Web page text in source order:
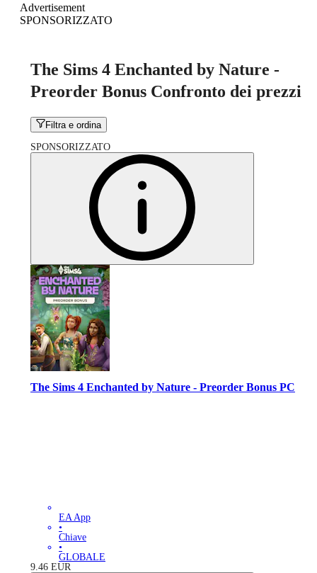
Advertisement
SPONSORIZZATO
The Sims 4 Enchanted by Nature -
Preorder Bonus Confronto dei prezzi
Filtra e ordina
SPONSORIZZATO
The Sims 4 Enchanted by Nature - Preorder Bonus PC
EA App
•
Chiave
•
GLOBALE
9.46 EUR